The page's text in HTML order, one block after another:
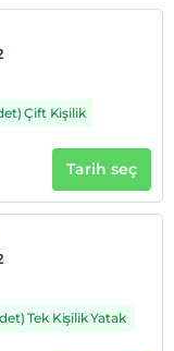
ücretsizdir
Çift Kişilik
Tarih seç
Tek Kişilik Yatak